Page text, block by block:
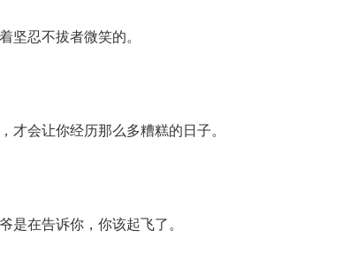
坚忍不拔者微笑的。
会让你经历那么多糟糕的日子。
是在告诉你，你该起飞了。